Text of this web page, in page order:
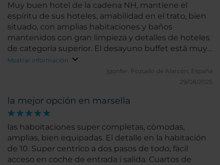
Muy buen hotel de la cadena NH, mantiene el
espíritu de sus hoteles, amabilidad en el trato, bien
situado, con amplias habitaciones y baños
mantenidos con gran limpieza y detalles de hoteles
de categoría superior. El desayuno buffet está muy
bien. El restaurante no es excepcional, pero con una
Mostrar información
jgonfer.
Pozuelo de Alarcón, España
29/08/2025
la mejor opción en marsella
las haboitaciones super completas, còmodas,
amplias, bien equipadas. El detalle en la habitación
de 10. Super centrico a dos pasos de todo, fàcil
acceso en coche de entrada i salida. Cuartos de